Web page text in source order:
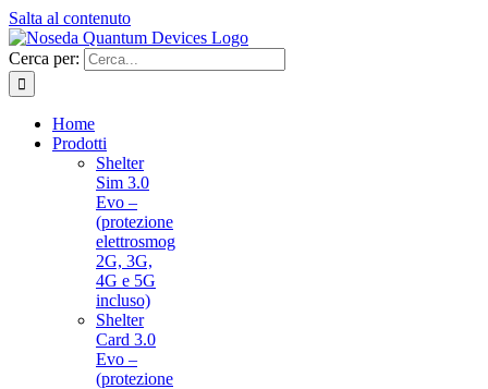
Salta al contenuto
Cerca per:
Home
Prodotti
Shelter
Sim 3.0
Evo –
(protezione
elettrosmog
2G, 3G,
4G e 5G
incluso)
Shelter
Card 3.0
Evo –
(protezione